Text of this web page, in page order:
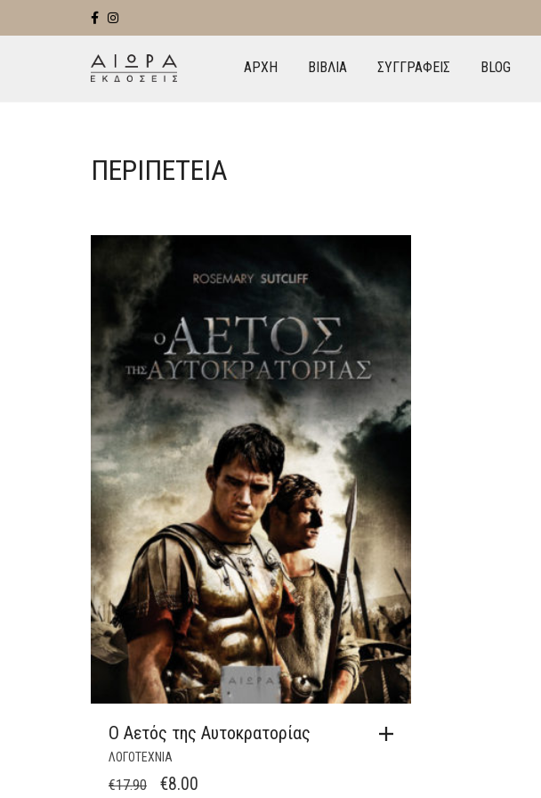
ΑΡΧΗ ΒΙΒΛΙΑ ΣΥΓΓΡΑΦΕΙΣ BLOG
ΠΕΡΙΠΈΤΕΙΑ
Ο Αετός της Αυτοκρατορίας
ΛΟΓΟΤΕΧΝΙΑ
€17.90
ORIGINAL
€8.00